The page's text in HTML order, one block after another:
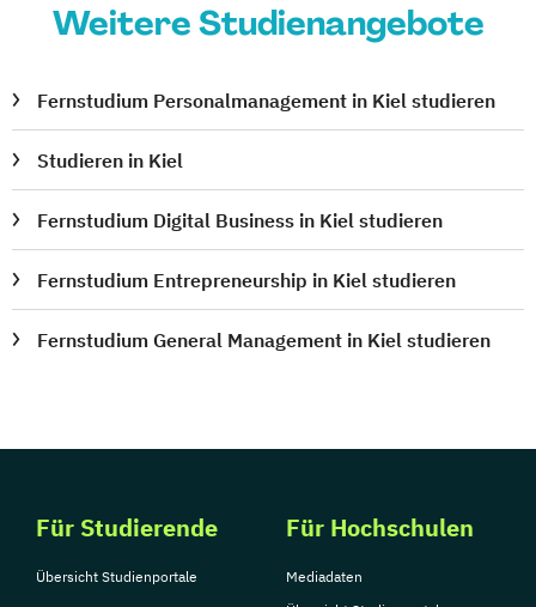
Weitere Studienangebote
Fernstudium Personalmanagement in Kiel studieren
Studieren in Kiel
Fernstudium Digital Business in Kiel studieren
Fernstudium Entrepreneurship in Kiel studieren
Fernstudium General Management in Kiel studieren
Für Studierende
Übersicht Studienportale
Für Hochschulen
Mediadaten